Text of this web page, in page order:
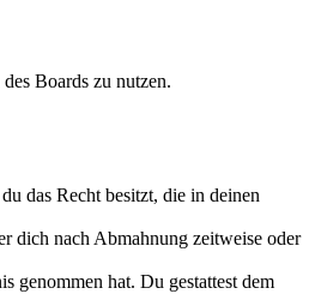
Boards zu nutzen.
das Recht besitzt, die in deinen
dich nach Abmahnung zeitweise oder
genommen hat. Du gestattest dem